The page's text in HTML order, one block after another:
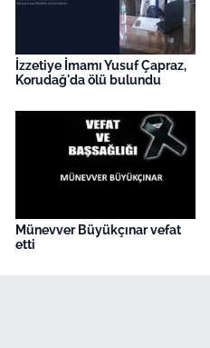
İzzetiye İmamı Yusuf Çapraz,
Korudağ'da ölü bulundu
Münevver Büyükçınar vefat
etti